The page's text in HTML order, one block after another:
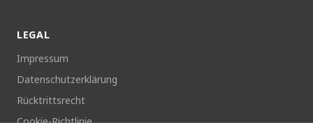
LEGAL
Impressum
Datenschutzerklärung
Rücktrittsrecht
Cookie-Richtlinie